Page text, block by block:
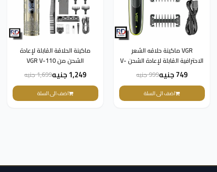
VGR ماكينة حلاقه الشعر
الاحترافية القابلة لإعادة الشحن V-
017
749 جنيه 999 جنيه
اضف الى السلة
ماكينة الحلاقة القابلة لإعادة
الشحن من VGR V-110
1,249 جنيه 1,699 جنيه
اضف الى السلة